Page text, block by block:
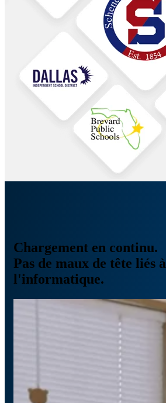
Chargement en continu.
Pas de maux de tête liés à
l'informatique.